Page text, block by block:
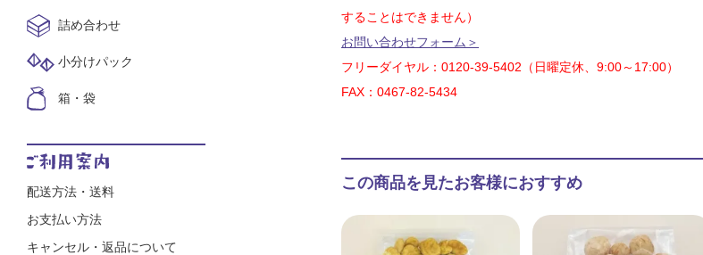
することはできません）
お問い合わせフォーム＞
フリーダイヤル：0120-39-5402（日曜定休、9:00～17:00）
FAX：0467-82-5434
この商品を見たお客様におすすめ
詰め合わせ
小分けパック
箱・袋
配送方法・送料
お支払い方法
キャンセル・返品について